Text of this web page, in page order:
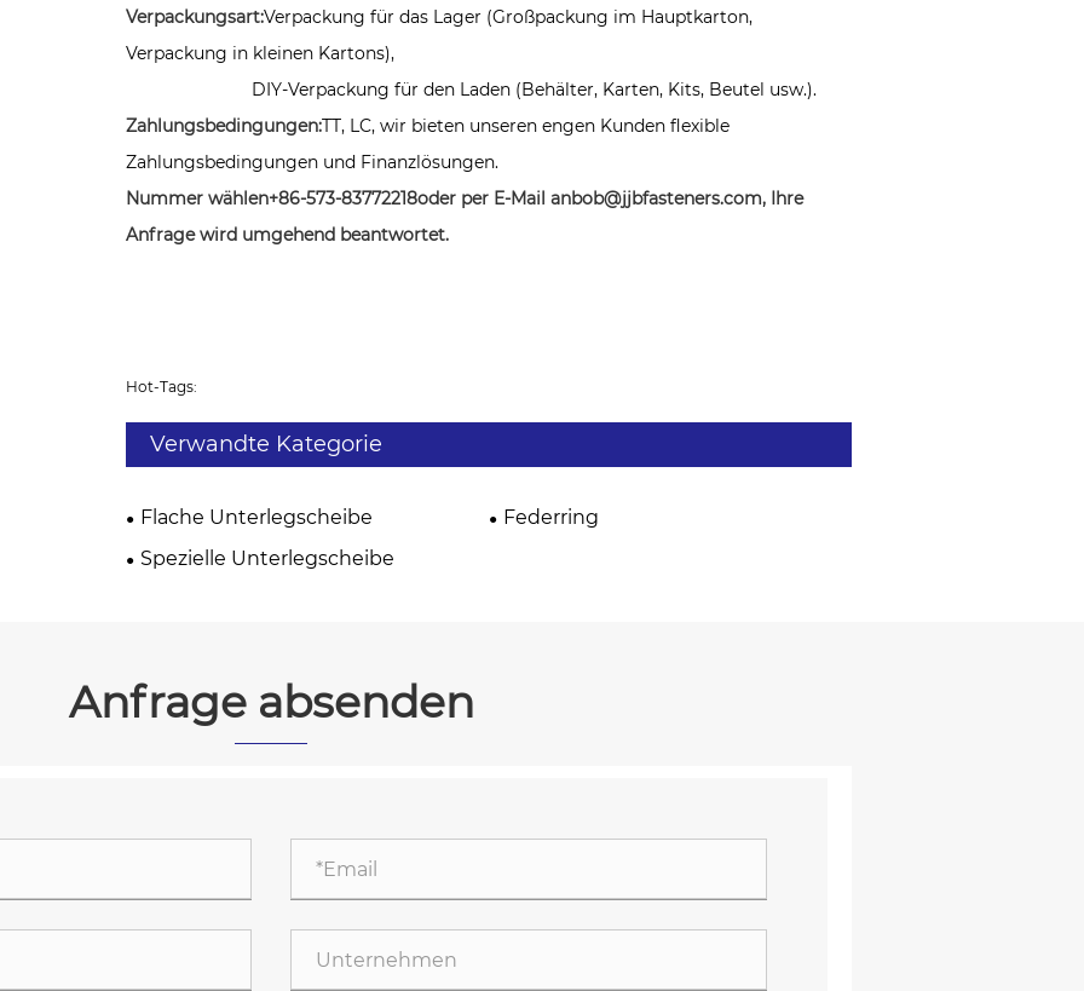
Verpackungsart:Verpackung für das Lager (Großpackung im Hauptkarton,
Verpackung in kleinen Kartons),
DIY-Verpackung für den Laden (Behälter, Karten, Kits, Beutel usw.).
Zahlungsbedingungen:TT, LC, wir bieten unseren engen Kunden flexible
Zahlungsbedingungen und Finanzlösungen.
Nummer wählen+86-573-83772218oder per E-Mail anbob@jjbfasteners.com, Ihre
Anfrage wird umgehend beantwortet.
Hot-Tags:
Verwandte Kategorie
Flache Unterlegscheibe
Federring
Spezielle Unterlegscheibe
Anfrage absenden